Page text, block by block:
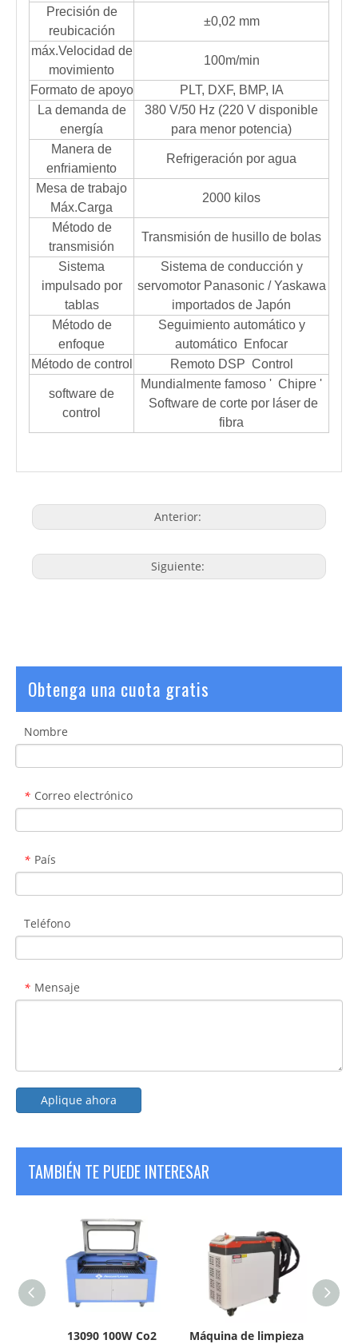
Precisión de
reubicación
±0,02 mm
máx.Velocidad de
movimiento
100m/min
Formato de apoyo
PLT, DXF, BMP, IA
La demanda de
energía
380 V/50 Hz (220 V disponible
para menor potencia)
Manera de
enfriamiento
Refrigeración por agua
Mesa de trabajo
Máx.Carga
2000 kilos
Método de
transmisión
Transmisión de husillo de bolas
Sistema
impulsado por
tablas
Sistema de conducción y
servomotor Panasonic / Yaskawa
importados de Japón
Método de
enfoque
Seguimiento automático y
automático Enfocar
Método de control
Remoto DSP Control
software de
control
Mundialmente famoso ' Chipre '
Software de corte por láser de
fibra
Anterior:
Siguiente:
Obtenga una cuota gratis
Nombre
* Correo electrónico
* País
Teléfono
* Mensaje
Aplique ahora
TAMBIÉN TE PUEDE INTERESAR
13090 100W Co2 Máquina de limpieza